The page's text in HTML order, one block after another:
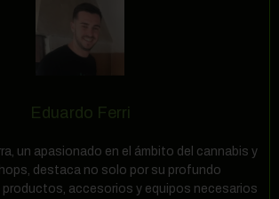
Eduardo Ferri
un apasionado en el ámbito del cannabis y
destaca no solo por su profundo
accesorios y equipos necesarios